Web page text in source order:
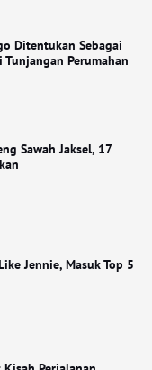
Ditentukan Sebagai
Tunjangan Perumahan
Sawah Jaksel, 17
Jennie, Masuk Top 5